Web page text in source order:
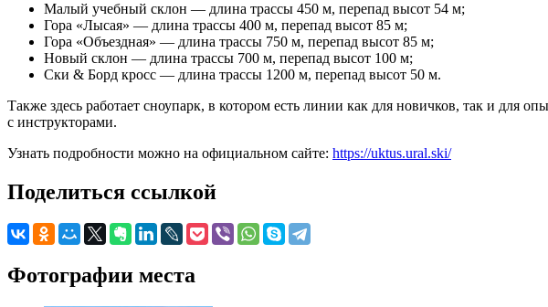
Малый учебный склон — длина трассы 450 м, перепад высот 54 м;
Гора «Лысая» — длина трассы 400 м, перепад высот 85 м;
Гора «Объездная» — длина трассы 750 м, перепад высот 85 м;
Новый склон — длина трассы 700 м, перепад высот 100 м;
Ски & Борд кросс — длина трассы 1200 м, перепад высот 50 м.
Также здесь работает сноупарк, в котором есть линии как для новичков, так и
с инструкторами.
Узнать подробности можно на официальном сайте: https://uktus.ural.ski/
Поделиться ссылкой
Фотографии места